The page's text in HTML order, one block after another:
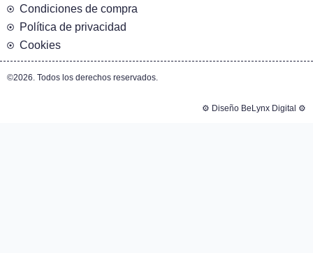
Condiciones de compra
Política de privacidad
Cookies
©2026. Todos los derechos reservados.
⚙️ Diseño BeLynx Digital ⚙️